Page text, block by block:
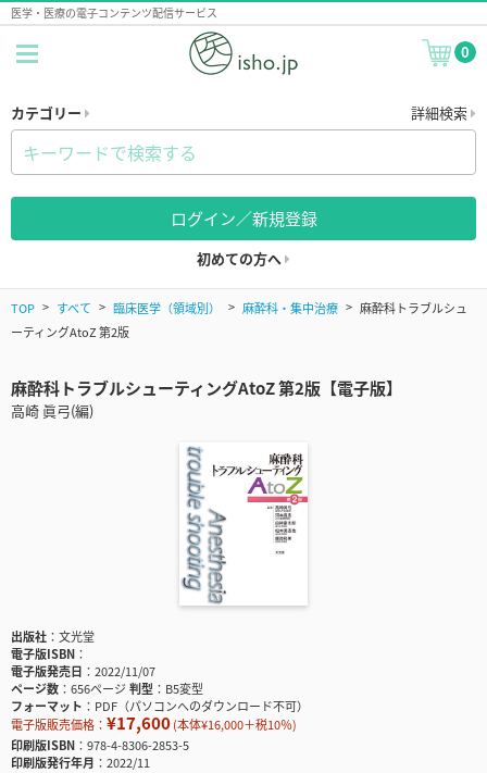
医学・医療の電子コンテンツ配信サービス
0
カテゴリー 詳細検索
ログイン／新規登録
初めての方へ
TOP すべて 臨床医学（領域別） 麻酔科・集中治療
麻酔科トラブルシュ
ーティングAtoZ 第2版
麻酔科トラブルシューティングAtoZ 第2版【電子版】
高崎 眞弓(編)
出版社
文光堂
電子版ISBN
電子版発売日
2022/11/07
ページ数
656ページ判型
B5変型
フォーマット
PDF（パソコンへのダウンロード不可）
電子版販売価格： ¥17,600(本体¥16,000＋税10％)
印刷版ISBN
978-4-8306-2853-5
印刷版発行年月
2022/11